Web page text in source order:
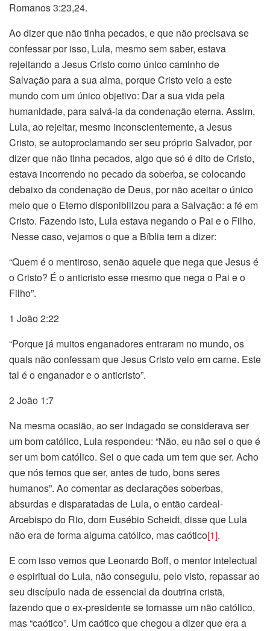
Romanos 3:23,24.
Ao dizer que não tinha pecados, e que não precisava se
confessar por isso, Lula, mesmo sem saber, estava
rejeitando a Jesus Cristo como único caminho de
Salvação para a sua alma, porque Cristo veio a este
mundo com um único objetivo: Dar a sua vida pela
humanidade, para salvá-la da condenação eterna. Assim,
Lula, ao rejeitar, mesmo inconscientemente, a Jesus
Cristo, se autoproclamando ser seu próprio Salvador, por
dizer que não tinha pecados, algo que só é dito de Cristo,
estava incorrendo no pecado da soberba, se colocando
debaixo da condenação de Deus, por não aceitar o único
meio que o Eterno disponibilizou para a Salvação: a fé em
Cristo. Fazendo isto, Lula estava negando o Pai e o Filho.
Nesse caso, vejamos o que a Bíblia tem a dizer:
“Quem é o mentiroso, senão aquele que nega que Jesus é
o Cristo? É o anticristo esse mesmo que nega o Pai e o
Filho”.
1 João 2:22
“Porque já muitos enganadores entraram no mundo, os
quais não confessam que Jesus Cristo veio em carne. Este
tal é o enganador e o anticristo”.
2 João 1:7
Na mesma ocasião, ao ser indagado se considerava ser
um bom católico, Lula respondeu: “Não, eu não sei o que é
ser um bom católico. Sei o que cada um tem que ser. Acho
que nós temos que ser, antes de tudo, bons seres
humanos”. Ao comentar as declarações soberbas,
absurdas e disparatadas de Lula, o então cardeal-
Arcebispo do Rio, dom Eusébio Scheidt, disse que Lula
não era de forma alguma católico, mas caótico[1].
E com isso vemos que Leonardo Boff, o mentor intelectual
e espiritual do Lula, não conseguiu, pelo visto, repassar ao
seu discípulo nada de essencial da doutrina cristã,
fazendo que o ex-presidente se tornasse um não católico,
mas “caótico”. Um caótico que chegou a dizer que era a